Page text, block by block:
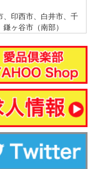
印西市、白井市、千
ヶ谷市（南部）